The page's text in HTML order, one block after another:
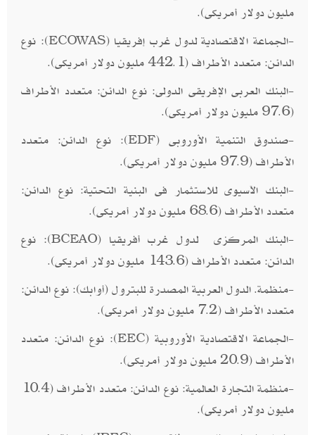
مليون دولار أمريكى).
-الجماعة الاقتصادية لدول غرب إفريقيا (ECOWAS): نوع
الدائن: متعدد الأطراف (442.1 مليون دولار أمريكى).
-البنك العربى الإفريقى الدولى: نوع الدائن: متعدد الأطراف
(97.6 مليون دولار أمريكى).
-صندوق التنمية الأوروبى (EDF): نوع الدائن: متعدد
الأطراف (97.9 مليون دولار أمريكى).
-البنك الآسيوى للاستثمار فى البنية التحتية: نوع الدائن:
متعدد الأطراف (68.6 مليون دولار أمريكى).
-البنك المركزى لدول غرب أفريقيا (BCEAO): نوع
الدائن: متعدد الأطراف (143.6 مليون دولار أمريكى).
-منظمة. الدول العربية المصدرة للبترول (أوابك): نوع الدائن:
متعدد الأطراف (7.2 مليون دولار أمريكى).
-الجماعة الاقتصادية الأوروبية (EEC): نوع الدائن: متعدد
الأطراف (20.9 مليون دولار أمريكى).
-منظمة التجارة العالمية: نوع الدائن: متعدد الأطراف (10.4
مليون دولار أمريكى).